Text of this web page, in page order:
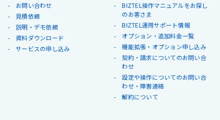
お問い合わせ
見積依頼
説明・デモ依頼
資料ダウンロード
サービスの申し込み
BIZTEL操作マニュアルをお探し
のお客さま
BIZTEL運用サポート情報
オプション・追加料金一覧
機能拡張・オプション申し込み
契約・請求についてのお問い合
わせ
設定や操作についてのお問い合
わせ・障害連絡
解約について